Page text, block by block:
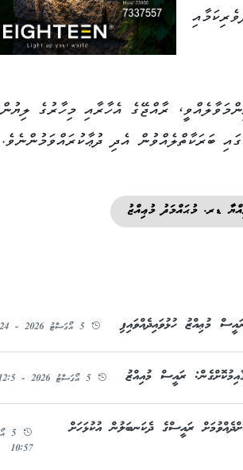
ރާއްޖޭގެ އެހާރާއި މިހާރުގެ
ބަރަކާތްލެއްވުން އެދި ދުޢާކުރައްވަމުންނެވެ.
ޑރ. މުޙައްމަދު މުޢިއްޒު
މުޢިއްޒު ހުޅުވައިދެއްވައިފި 5 އޯގަސްޓު 2026 - 18:24
ރައީސް މުއިއްޒު 5 އޯގަސްޓު 2026 - 12:5
ރައީސްގެ ދެކަނބަލުން އުކުޅަހަށް
10:57